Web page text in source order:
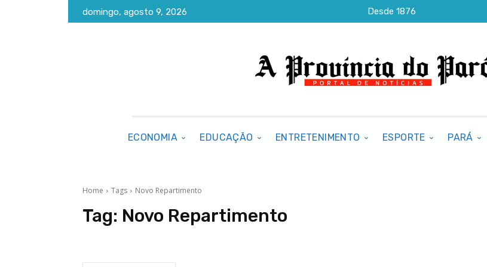
domingo, agosto 9, 2026 Desde 1876
ECONOMIA EDUCAÇÃO ENTRETENIMENTO ESPORTE PARÁ
Home Tags Novo Repartimento
Tag: Novo Repartimento